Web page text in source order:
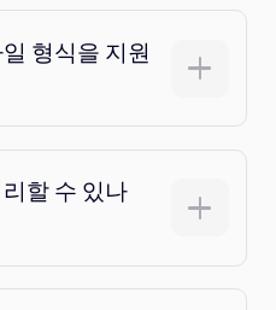
형식을 지원
할 수 있나